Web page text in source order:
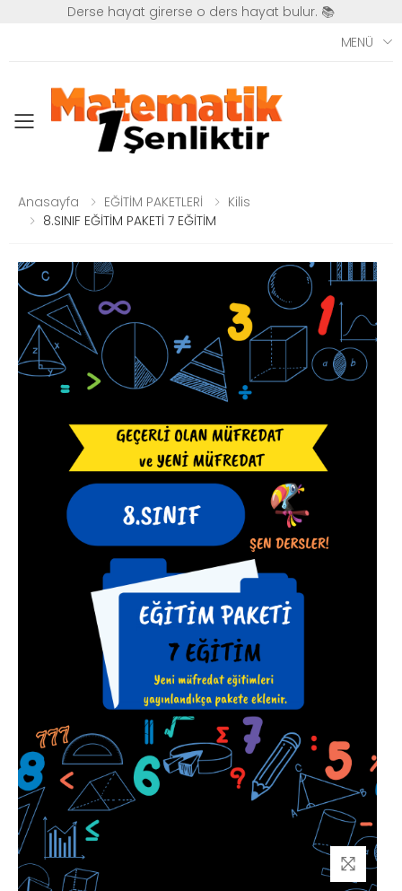
Derse hayat girerse o ders hayat bulur. 📚
MENÜ
Toggle mobile menu
Anasayfa EĞİTİM PAKETLERİ
Kilis
8.SINIF EĞİTİM PAKETİ 7 EĞİTİM